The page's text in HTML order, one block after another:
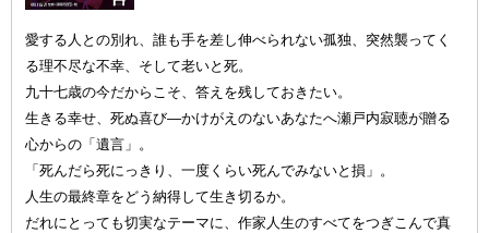
愛する人との別れ、誰も手を差し伸べられない孤独、突然襲ってく
る理不尽な不幸、そして老いと死。
九十七歳の今だからこそ、答えを残しておきたい。
生きる幸せ、死ぬ喜び—かけがえのないあなたへ瀬戸内寂聴が贈る
心からの「遺言」。
「死んだら死にっきり、一度くらい死んでみないと損」。
人生の最終章をどう納得して生き切るか。
だれにとっても切実なテーマに、作家人生のすべてをつぎこんで真